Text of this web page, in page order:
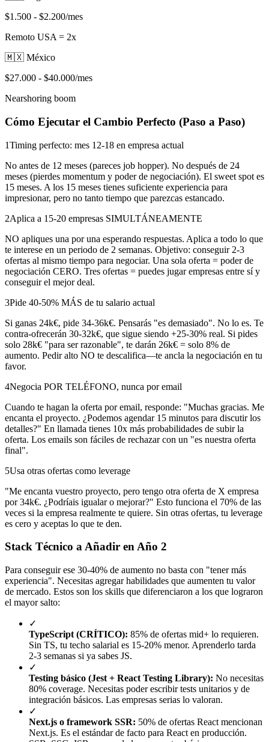
$1.500 - $2.200/mes
Remoto USA = 2x
🇲🇽 México
$27.000 - $40.000/mes
Nearshoring boom
Cómo Ejecutar el Cambio Perfecto (Paso a Paso)
1Timing perfecto: mes 12-18 en empresa actual
No antes de 12 meses (pareces job hopper). No después de 24
meses (pierdes momentum y poder de negociación). El sweet spot es
15 meses. A los 15 meses tienes suficiente experiencia para
impresionar, pero no tanto tiempo que parezcas estancado.
2Aplica a 15-20 empresas SIMULTÁNEAMENTE
NO apliques una por una esperando respuestas. Aplica a todo lo que
te interese en un periodo de 2 semanas. Objetivo: conseguir 2-3
ofertas al mismo tiempo para negociar. Una sola oferta = poder de
negociación CERO. Tres ofertas = puedes jugar empresas entre sí y
conseguir el mejor deal.
3Pide 40-50% MÁS de tu salario actual
Si ganas 24k€, pide 34-36k€. Pensarás "es demasiado". No lo es. Te
contra-ofrecerán 30-32k€, que sigue siendo +25-30% real. Si pides
solo 28k€ "para ser razonable", te darán 26k€ = solo 8% de
aumento. Pedir alto NO te descalifica—te ancla la negociación en tu
favor.
4Negocia POR TELÉFONO, nunca por email
Cuando te hagan la oferta por email, responde: "Muchas gracias. Me
encanta el proyecto. ¿Podemos agendar 15 minutos para discutir los
detalles?" En llamada tienes 10x más probabilidades de subir la
oferta. Los emails son fáciles de rechazar con un "es nuestra oferta
final".
5Usa otras ofertas como leverage
"Me encanta vuestro proyecto, pero tengo otra oferta de X empresa
por 34k€. ¿Podríais igualar o mejorar?" Esto funciona el 70% de las
veces si la empresa realmente te quiere. Sin otras ofertas, tu leverage
es cero y aceptas lo que te den.
Stack Técnico a Añadir en Año 2
Para conseguir ese 30-40% de aumento no basta con "tener más
experiencia". Necesitas agregar habilidades que aumenten tu valor
de mercado. Estos son los skills que diferenciaron a los que lograron
el mayor salto:
✓
TypeScript (CRÍTICO): 85% de ofertas mid+ lo requieren.
Sin TS, tu techo salarial es 15-20% menor. Aprenderlo tarda
2-3 semanas si ya sabes JS.
✓
Testing básico (Jest + React Testing Library): No necesitas
80% coverage. Necesitas poder escribir tests unitarios y de
integración básicos. Las empresas serias lo valoran.
✓
Next.js o framework SSR: 50% de ofertas React mencionan
Next.js. Es el estándar de facto para React en producción.